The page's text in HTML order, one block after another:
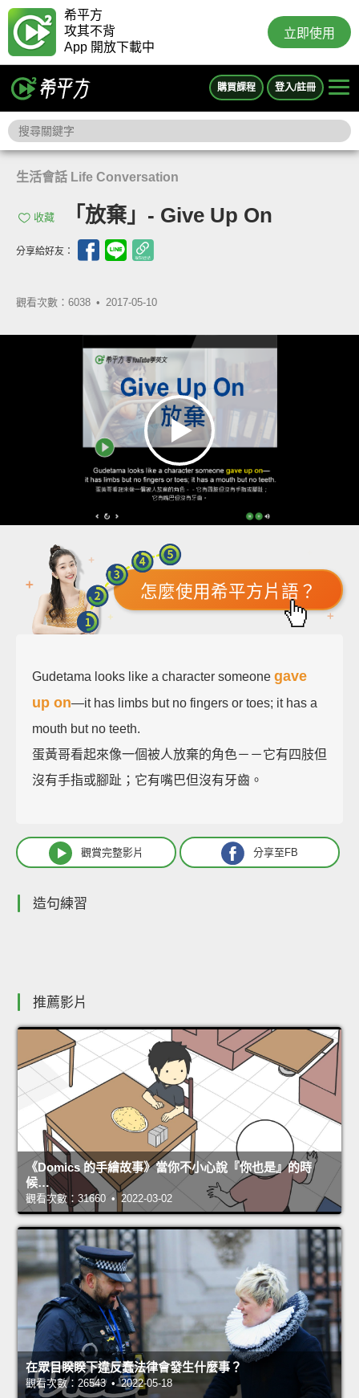
希平方
攻其不背
App 開放下載中
立即使用
購買課程 登入/註冊
生活會話 Life Conversation
收藏 「放棄」- Give Up On
分享給好友：
觀看次數：6038 • 2017-05-10
怎麼使用希平方片語？
Gudetama looks like a character someone gave
up on—it has limbs but no fingers or toes; it has a
mouth but no teeth.
蛋黃哥看起來像一個被人放棄的角色－－它有四肢但
沒有手指或腳趾；它有嘴巴但沒有牙齒。
觀賞完整影片 分享至FB
造句練習
推薦影片
《Domics 的手繪故事》當你不小心說『你也是』的時
候…
觀看次數：31660 • 2022-03-02
在眾目睽睽下違反蠢法律會發生什麼事？
觀看次數：26543 • 2022-05-18